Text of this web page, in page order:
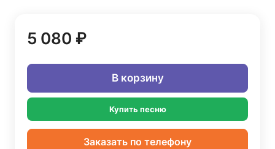
5 080 ₽
В корзину
Купить песню
Заказать по телефону